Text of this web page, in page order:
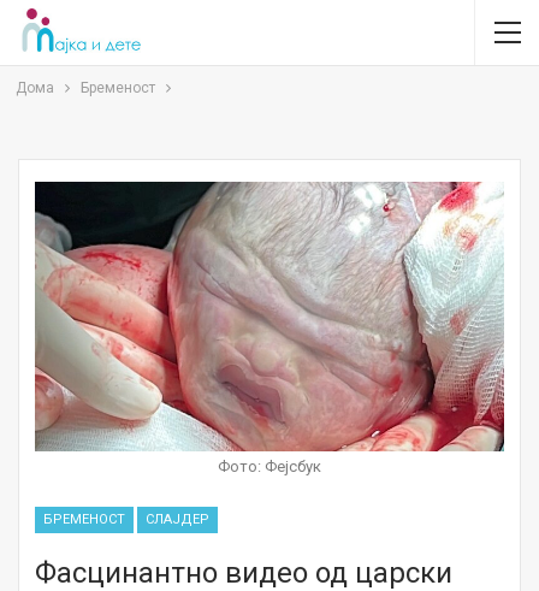
Дома Бременост
Фото: Фејсбук
БРЕМЕНОСТ СЛАЈДЕР
Фасцинантно видео од царски